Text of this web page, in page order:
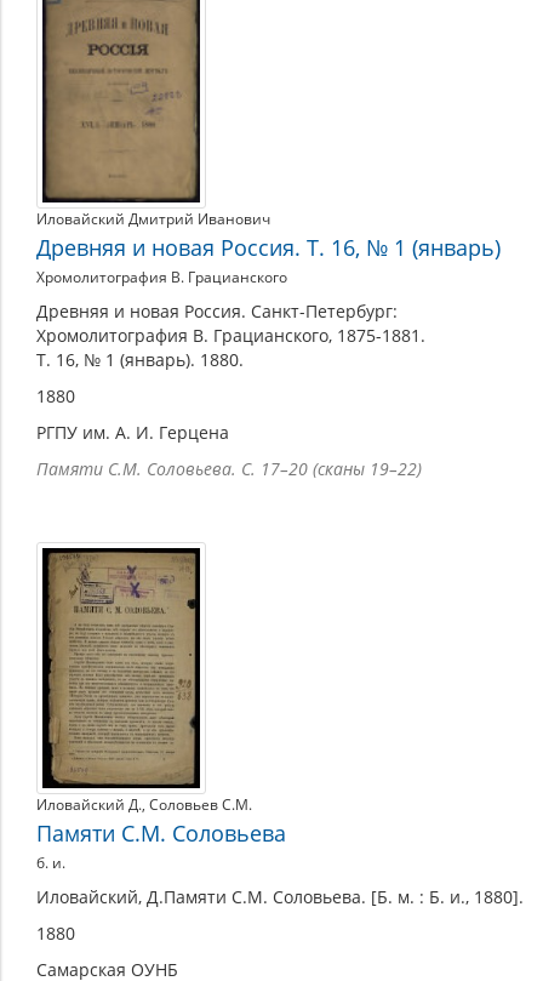
Иловайский Дмитрий Иванович
Древняя и новая Россия. Т. 16, № 1 (январь)
Хромолитография В. Грацианского
Древняя и новая Россия. Санкт-Петербург:
Хромолитография В. Грацианского, 1875-1881.
Т. 16, № 1 (январь). 1880.
1880
РГПУ им. А. И. Герцена
Памяти С.М. Соловьева. С. 17–20 (сканы 19–22)
Иловайский Д., Соловьев С.М.
Памяти С.М. Соловьева
б. и.
Иловайский, Д.Памяти С.М. Соловьева. [Б. м. : Б. и., 1880].
1880
Самарская ОУНБ